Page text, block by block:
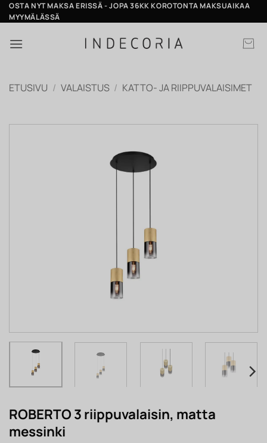
Skip
to
OSTA NYT MAKSA ERISSÄ - JOPA 36KK KOROTONTA MAKSUAIKAA
MYYMÄLÄSSÄ
ETUSIVU / VALAISTUS / KATTO- JA RIIPPUVALAISIMET
ROBERTO 3 riippuvalaisin, matta
messinki